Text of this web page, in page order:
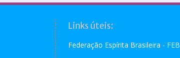
Links úteis:
Federação Espírita Brasileira - FEB